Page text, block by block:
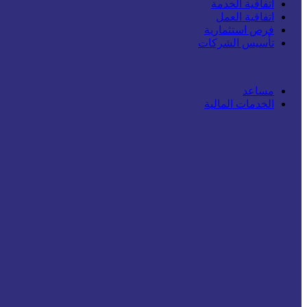
اتفاقية الخدمة
اتفاقية العمل
فرص استثمارية
تأسيس الشركات
مساعد
الخدمات المالية